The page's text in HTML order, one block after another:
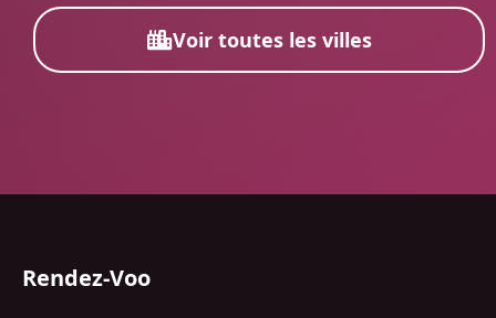
Voir toutes les villes
Rendez-Voo